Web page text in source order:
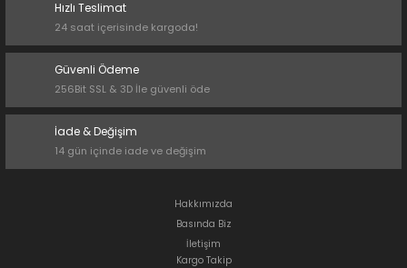
Hızlı Teslimat
24 saat içerisinde kargoda!
Güvenli Ödeme
256Bit SSL & 3D İle güvenli öde
İade & Değişim
14 gün içinde iade ve değişim
Hakkımızda
Basında Biz
İletişim
Kargo Takip